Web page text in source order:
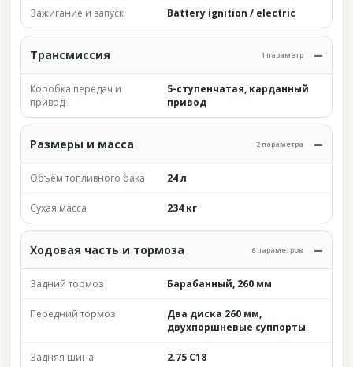
Зажигание и запуск Battery ignition / electric
Трансмиссия 1 параметр
Коробка передач и
привод
5-ступенчатая, карданный
привод
Размеры и масса 2 параметра
Объём топливного бака 24 л
Сухая масса 234 кг
Ходовая часть и тормоза 6 параметров
Задний тормоз Барабанный, 260 мм
Передний тормоз
Два диска 260 мм,
двухпоршневые суппорты
Задняя шина 2.75 C18